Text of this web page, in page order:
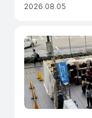
2026.08.05